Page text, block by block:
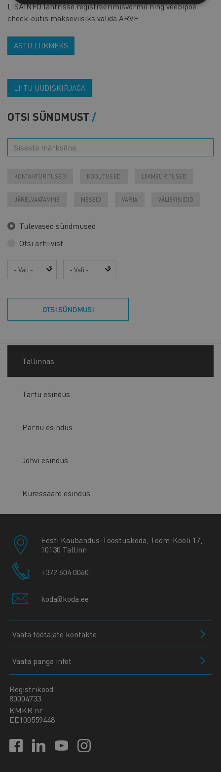
LISAINFO lahtrisse registreerimisvormil ning veebipoe
check-outis makseviisiks valida ARVE.
ASTU LIIKMEKS
LIITU UUDISKIRJAGA
OTSI SÜNDMUST
KONTAKTÜRITUSED KOOLITUSED LIIKMEÜRITUSED
JÄRELVAATAMINE MESSID VARIA VÄLISVISIIDID
Tulevased sündmused
Otsi arhiivist
Aasta Kuu
OTSI SÜNDMUSI
Tallinnas
Tartu esindus
Pärnu esindus
Jõhvi esindus
Kuressaare esindus
Eesti Kaubandus-Tööstuskoda, Toom-Kooli 17,
10130 Tallinn
+372 604 0060
koda@koda.ee
Vaata töötajate kontakte
Vaata panga infot
Registrikood
80004733
KMKR nr
EE100559448